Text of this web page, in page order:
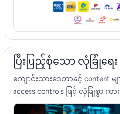
ပြီးပြည့်စုံသော လုံခြုံရေး
ကျောင်းသားဒေတာနှင့် content မ
access controls ဖြင့် လုံခြုံစွာ က